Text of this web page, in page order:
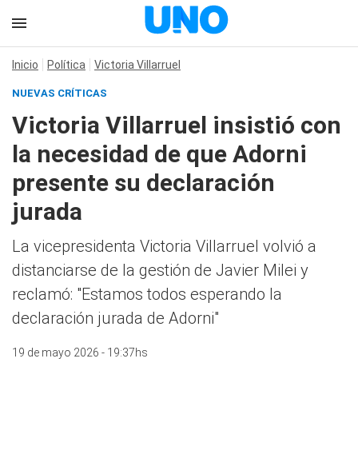
Inicio Política Victoria Villarruel
NUEVAS CRÍTICAS
Victoria Villarruel insistió con
la necesidad de que Adorni
presente su declaración
jurada
La vicepresidenta Victoria Villarruel volvió a
distanciarse de la gestión de Javier Milei y
reclamó: "Estamos todos esperando la
declaración jurada de Adorni"
19 de mayo 2026 - 19:37hs